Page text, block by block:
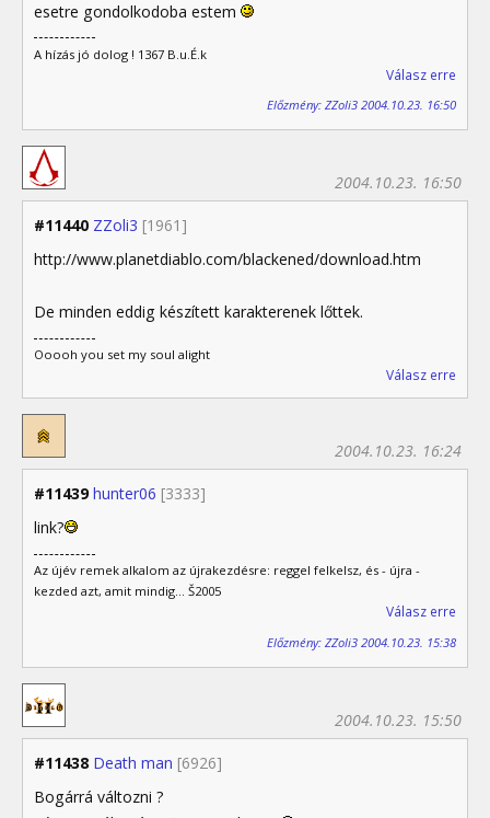
esetre gondolkodoba estem
A hízás jó dolog ! 1367 B.u.É.k
Válasz erre
Előzmény: ZZoli3 2004.10.23. 16:50
#11440 ZZoli3 [1961]
2004.10.23. 16:50
http://www.planetdiablo.com/blackened/download.htm
De minden eddig készített karakterenek lőttek.
Ooooh you set my soul alight
Válasz erre
#11439 hunter06 [3333]
2004.10.23. 16:24
link?
Az újév remek alkalom az újrakezdésre: reggel felkelsz, és - újra -
kezded azt, amit mindig... Š2005
Válasz erre
Előzmény: ZZoli3 2004.10.23. 15:38
#11438 Death man [6926]
2004.10.23. 15:50
Bogárrá változni ?